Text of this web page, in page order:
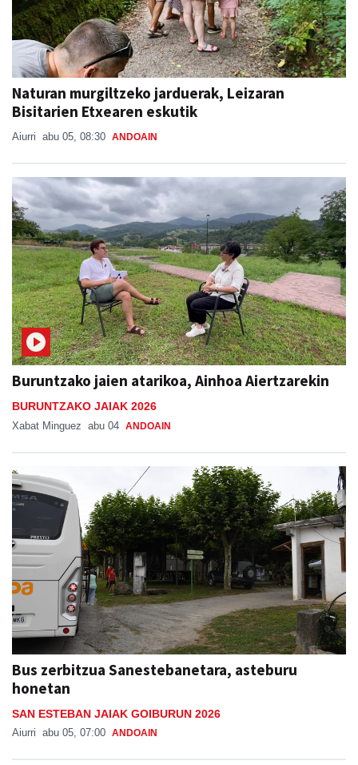
Naturan murgiltzeko jarduerak, Leizaran
Bisitarien Etxearen eskutik
Aiurri abu 05, 08:30 ANDOAIN
Buruntzako jaien atarikoa, Ainhoa Aiertzarekin
BURUNTZAKO JAIAK 2026
Xabat Minguez abu 04 ANDOAIN
Bus zerbitzua Sanestebanetara, asteburu
honetan
SAN ESTEBAN JAIAK GOIBURUN 2026
Aiurri abu 05, 07:00 ANDOAIN